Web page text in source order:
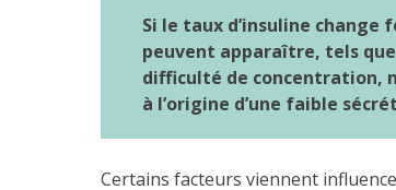
Si le taux d’insuline
peuvent apparaître, tels
difficulté de concentration,
à l’origine d’une faible
Certains facteurs viennent